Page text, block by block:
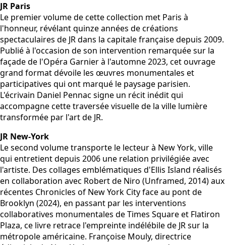
JR Paris
Le premier volume de cette collection met Paris à
l'honneur, révélant quinze années de créations
spectaculaires de JR dans la capitale française depuis 2009.
Publié à l'occasion de son intervention remarquée sur la
façade de l'Opéra Garnier à l'automne 2023, cet ouvrage
grand format dévoile les œuvres monumentales et
participatives qui ont marqué le paysage parisien.
L'écrivain Daniel Pennac signe un récit inédit qui
accompagne cette traversée visuelle de la ville lumière
transformée par l'art de JR.
JR New-York
Le second volume transporte le lecteur à New York, ville
qui entretient depuis 2006 une relation privilégiée avec
l'artiste. Des collages emblématiques d'Ellis Island réalisés
en collaboration avec Robert de Niro (Unframed, 2014) aux
récentes Chronicles of New York City face au pont de
Brooklyn (2024), en passant par les interventions
collaboratives monumentales de Times Square et Flatiron
Plaza, ce livre retrace l'empreinte indélébile de JR sur la
métropole américaine. Françoise Mouly, directrice